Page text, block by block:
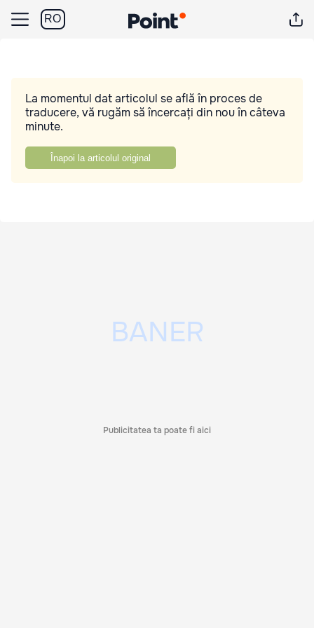
RO
La momentul dat articolul se află în proces de
traducere, vă rugăm să încercați din nou în câteva
minute.
Înapoi la articolul original
Publicitatea ta poate fi aici